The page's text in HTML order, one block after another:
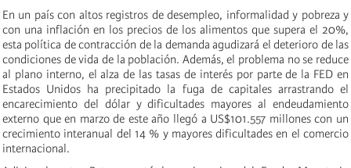
En un país con altos registros de desempleo, informalidad y pobreza y
con una inflación en los precios de los alimentos que supera el 20%,
esta política de contracción de la demanda agudizará el deterioro de las
condiciones de vida de la población. Además, el problema no se reduce
al plano interno, el alza de las tasas de interés por parte de la FED en
Estados Unidos ha precipitado la fuga de capitales arrastrando el
encarecimiento del dólar y dificultades mayores al endeudamiento
externo que en marzo de este año llegó a US$101.557 millones con un
crecimiento interanual del 14 % y mayores dificultades en el comercio
internacional.